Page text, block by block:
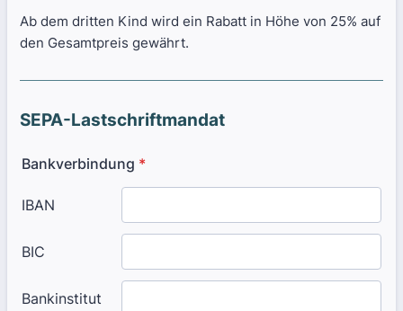
Ab dem dritten Kind wird ein Rabatt in Höhe von 25% auf
den Gesamtpreis gewährt.
SEPA-Lastschriftmandat
Bankverbindung *